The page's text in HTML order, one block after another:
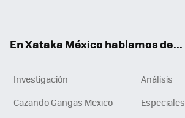
En Xataka México hablamos de...
Investigación
Análisis
Cazando Gangas Mexico
Especiales